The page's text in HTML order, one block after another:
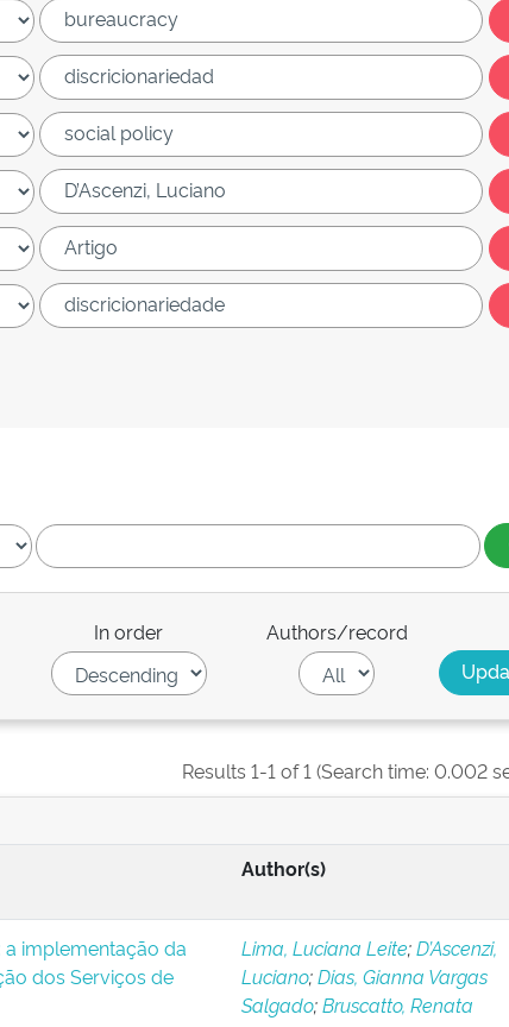
In order Authors/record
Results 1-1 of 1 (Search time: 0.002
Author(s)
implementação da
dos Serviços de
Lima, Luciana Leite;D’Ascenzi,
Luciano;Dias, Gianna Vargas
Salgado;Bruscatto, Renata